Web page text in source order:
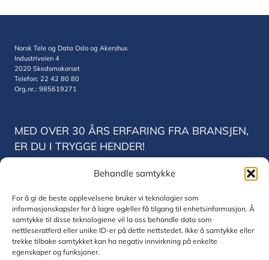
Behandle samtykke
For å gi de beste opplevelsene bruker vi teknologier som
informasjonskapsler for å lagre og/eller få tilgang til enhetsinformasjon. Å
samtykke til disse teknologiene vil la oss behandle data som
nettleseratferd eller unike ID-er på dette nettstedet. Ikke å samtykke eller
trekke tilbake samtykket kan ha negativ innvirkning på enkelte
egenskaper og funksjoner.
Norsk Tele og Data Oslo og Akershus
Industriveien 4
2020 Skedsmokorset
Telefon: 22 42 80 80
Org.nr.: 985619271
MED OVER 30 ÅRS ERFARING FRA BRANSJEN,
ER DU I TRYGGE HENDER!
Norsk Tele og Data Trondheim
7075 Trondheim
Telefon: 22 42 80 80
Org.nr.: 830771832